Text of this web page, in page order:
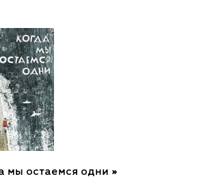
мы остаемся одни »